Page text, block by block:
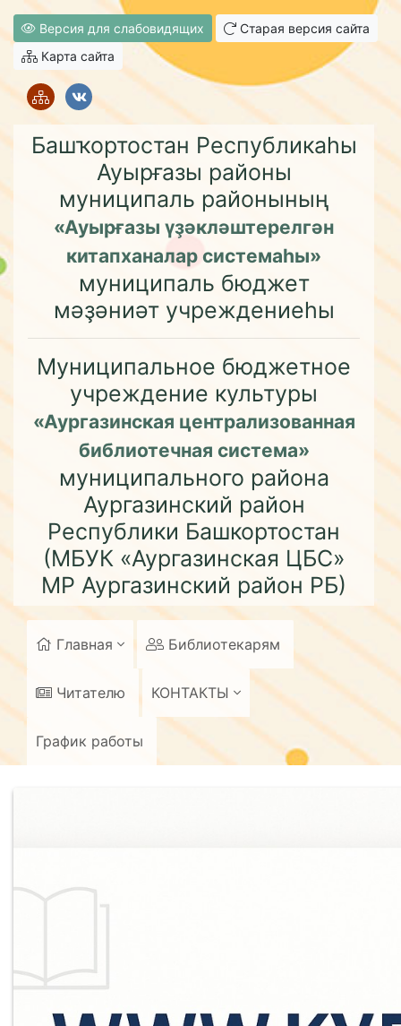
Версия для слабовидящих
Старая версия сайта
Карта сайта
Башҡортостан Республикаһы
Ауырғазы районы
муниципаль районының
«Ауырғазы үҙәкләштерелгән
китапханалар системаһы»
муниципаль бюджет
мәҙәниәт учреждениеһы
Муниципальное бюджетное
учреждение культуры
«Аургазинская централизованная
библиотечная система»
муниципального района
Аургазинский район
Республики Башкортостан
(МБУК «Аургазинская ЦБС»
МР Аургазинский район РБ)
Главная Библиотекарям
Читателю КОНТАКТЫ
График работы